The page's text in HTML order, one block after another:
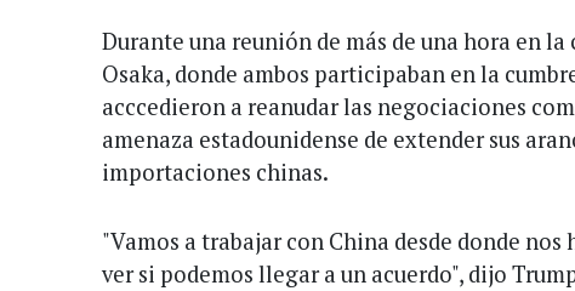
Durante una reunión de más de una hora en la
Osaka, donde ambos participaban en la
acccedieron a reanudar las negociaciones
amenaza estadounidense de extender sus
importaciones chinas.
"Vamos a trabajar con China desde donde nos
ver si podemos llegar a un acuerdo", dijo